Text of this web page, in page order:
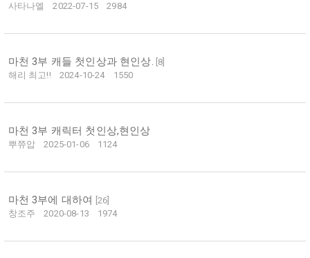
사타나엘
2022-07-15 2984
마천 3부 캐들 첫인상과 현인상. 8
해리 최고!!
2024-10-24 1550
마천 3부 캐릭터 첫인상,현인상
뿌쮸압 2025-01-06 1124
마천 3부에 대하여 26
창조주
2020-08-13 1974